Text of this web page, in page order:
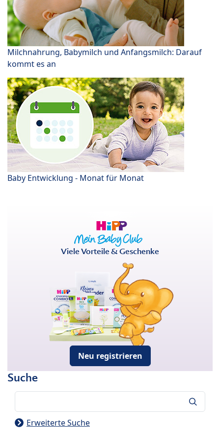
Milchnahrung, Babymilch und Anfangsmilch: Darauf
kommt es an
Baby Entwicklung - Monat für Monat
Viele Vorteile & Geschenke
Neu registrieren
Suche
Erweiterte Suche